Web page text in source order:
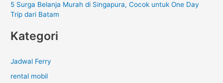
5 Surga Belanja Murah di Singapura, Cocok untuk One Day
Trip dari Batam
Kategori
Jadwal Ferry
rental mobil